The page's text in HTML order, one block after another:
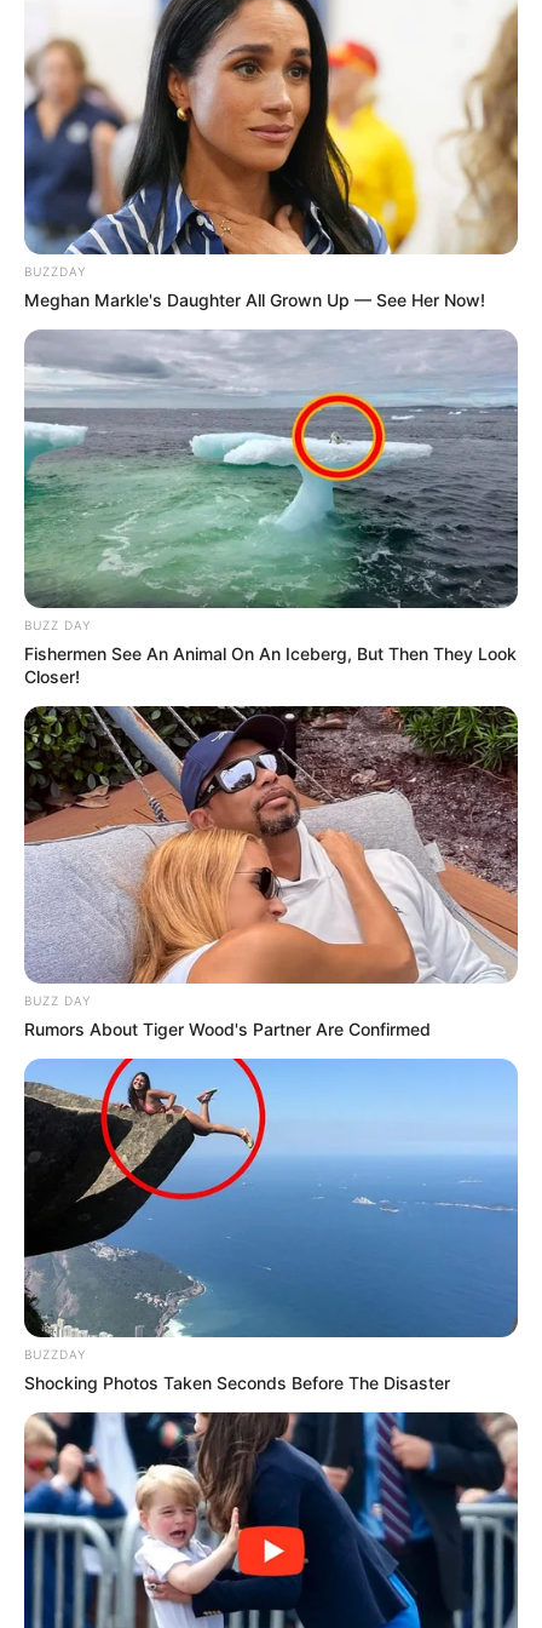
Previne Brasil: resultado de desempenho do 2º quadrimestre
já está disponível
Previne Brasil, programa de financiamento da
Acada quatro meses, o desempenho dos municípios brasileiros na
atenção primária é avaliado e tem impacto no financiamento
federal. Nesse contexto, o Ministério da Saúde divulgou o resultado
do segundo quadrimestre de 2022.
BUZZDAY
Meghan Markle's Daughter All Grown Up — See Her Now!
BUZZ DAY
Fishermen See An Animal On An Iceberg, But Then They Look
Closer!
BUZZ DAY
Rumors About Tiger Wood's Partner Are Confirmed
BUZZDAY
Shocking Photos Taken Seconds Before The Disaster